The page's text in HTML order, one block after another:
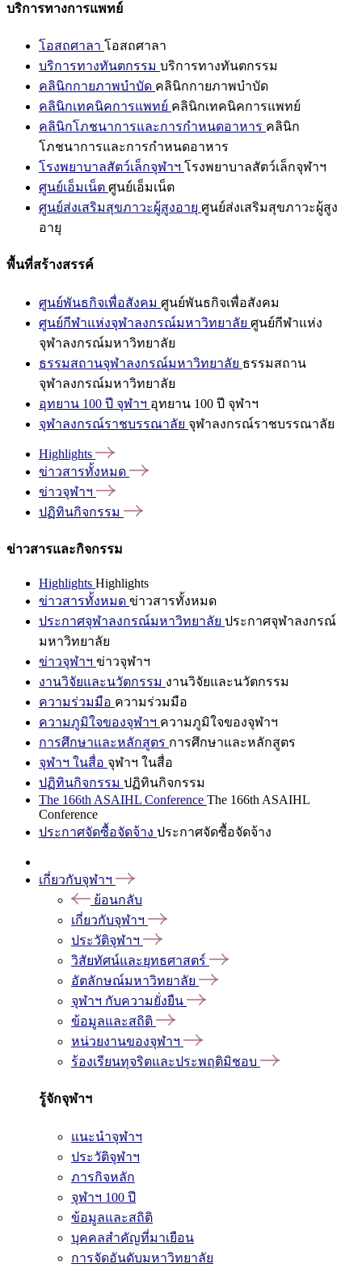
บริการทางการแพทย์
โอสถศาลา โอสถศาลา
บริการทางทันตกรรม บริการทางทันตกรรม
คลินิกกายภาพบำบัด คลินิกกายภาพบำบัด
คลินิกเทคนิคการแพทย์ คลินิกเทคนิคการแพทย์
คลินิกโภชนาการและการกำหนดอาหาร คลินิก
โภชนาการและการกำหนดอาหาร
โรงพยาบาลสัตว์เล็กจุฬาฯ โรงพยาบาลสัตว์เล็กจุฬาฯ
ศูนย์เอ็มเน็ต ศูนย์เอ็มเน็ต
ศูนย์ส่งเสริมสุขภาวะผู้สูงอายุ ศูนย์ส่งเสริมสุขภาวะผู้สูง
อายุ
พื้นที่สร้างสรรค์
ศูนย์พันธกิจเพื่อสังคม ศูนย์พันธกิจเพื่อสังคม
ศูนย์กีฬาแห่งจุฬาลงกรณ์มหาวิทยาลัย ศูนย์กีฬาแห่ง
จุฬาลงกรณ์มหาวิทยาลัย
ธรรมสถานจุฬาลงกรณ์มหาวิทยาลัย ธรรมสถาน
จุฬาลงกรณ์มหาวิทยาลัย
อุทยาน 100 ปี จุฬาฯ อุทยาน 100 ปี จุฬาฯ
จุฬาลงกรณ์ราชบรรณาลัย จุฬาลงกรณ์ราชบรรณาลัย
Highlights
ข่าวสารทั้งหมด
ข่าวจุฬาฯ
ปฏิทินกิจกรรม
ข่าวสารและกิจกรรม
Highlights Highlights
ข่าวสารทั้งหมด ข่าวสารทั้งหมด
ประกาศจุฬาลงกรณ์มหาวิทยาลัย ประกาศจุฬาลงกรณ์
มหาวิทยาลัย
ข่าวจุฬาฯ ข่าวจุฬาฯ
งานวิจัยและนวัตกรรม งานวิจัยและนวัตกรรม
ความร่วมมือ ความร่วมมือ
ความภูมิใจของจุฬาฯ ความภูมิใจของจุฬาฯ
การศึกษาและหลักสูตร การศึกษาและหลักสูตร
จุฬาฯ ในสื่อ จุฬาฯ ในสื่อ
ปฏิทินกิจกรรม ปฏิทินกิจกรรม
The 166th ASAIHL Conference The 166th ASAIHL
Conference
ประกาศจัดซื้อจัดจ้าง ประกาศจัดซื้อจัดจ้าง
เกี่ยวกับจุฬาฯ
ย้อนกลับ
เกี่ยวกับจุฬาฯ
ประวัติจุฬาฯ
วิสัยทัศน์และยุทธศาสตร์
อัตลักษณ์มหาวิทยาลัย
จุฬาฯ กับความยั่งยืน
ข้อมูลและสถิติ
หน่วยงานของจุฬาฯ
ร้องเรียนทุจริตและประพฤติมิชอบ
รู้จักจุฬาฯ
แนะนำจุฬาฯ
ประวัติจุฬาฯ
ภารกิจหลัก
จุฬาฯ 100 ปี
ข้อมูลและสถิติ
บุคคลสำคัญที่มาเยือน
การจัดอันดับมหาวิทยาลัย